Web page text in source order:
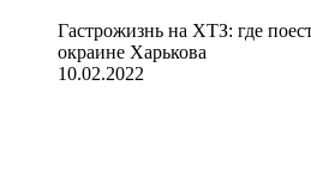
Гастрожизнь на ХТЗ: где
окраине Харькова
10.02.2022